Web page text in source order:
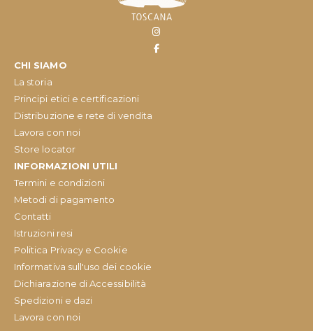
CHI SIAMO
La storia
Principi etici e certificazioni
Distribuzione e rete di vendita
Lavora con noi
Store locator
INFORMAZIONI UTILI
Termini e condizioni
Metodi di pagamento
Contatti
Istruzioni resi
Politica Privacy e Cookie
Informativa sull'uso dei cookie
Dichiarazione di Accessibilità
Spedizioni e dazi
Lavora con noi